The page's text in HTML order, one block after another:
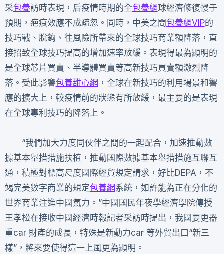
采包養訪時表現，后疫情時期的全包養網球經濟修復慢于
預期，疤痕效應不成疏忽。同時，中美之間包養網VIP的
技巧戰、脫鉤、往風險所帶來的全球技巧商業額降落，直
接招致全球技巧提高的增加速率放緩。表現得最為顯明的
是全球芯片買賣、半導體買賣等高新技巧買賣額激烈降
落。受此影響包養甜心網 ，全球在新技巧的利用場景和響
應的擴大上，較疫情前的狀態有所放緩，最主要的是表現
在全球專利技巧的降落上。
“我們加大力度同伙伴之間的一起配合，加速推動數
據基本舉措措施扶植，推動國際數據基本舉措措施互聯互
通，積極對標高尺度國際經貿規定請求，好比DEPA，不
竭完美數字商業的規定包養網系統，如許能為正在分化的
世界商業注進中國氣力。”中國國民年夜學經濟學院傳授
王孝松在接收中國經濟時報記者采訪時提出，我國要更器
重car 財產的成長，特殊是新動力car 等外貿出口“新三
樣”，將來要使得這一上風更為顯明。